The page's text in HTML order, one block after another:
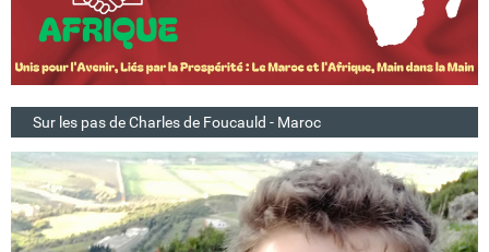
Sur les pas de Charles de Foucauld - Maroc